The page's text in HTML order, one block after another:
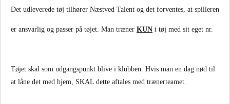
Det udleverede tøj tilhører Næstved Talent og det forventes, at spilleren
er ansvarlig og passer på tøjet. Man træner KUN i tøj med sit eget nr.
Tøjet skal som udgangspunkt blive i klubben. Hvis man en dag nød til
at låne det med hjem, SKAL dette aftales med trænerteamet.